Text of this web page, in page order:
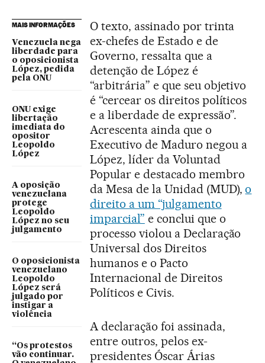
MAIS INFORMAÇÕES
Venezuela nega
liberdade para
o oposicionista
López, pedida
pela ONU
ONU exige
libertação
imediata do
opositor
Leopoldo
López
A oposição
venezuelana
protege
Leopoldo
López no seu
julgamento
O oposicionista
venezuelano
Leopoldo
López será
julgado por
instigar a
violência
“Os protestos
vão continuar.
O texto, assinado por trinta
ex-chefes de Estado e de
Governo, ressalta que a
detenção de López é
“arbitrária” e que seu objetivo
é “cercear os direitos políticos
e a liberdade de expressão”.
Acrescenta ainda que o
Executivo de Maduro negou a
López, líder da Voluntad
Popular e destacado membro
da Mesa de la Unidad (MUD),o
direito a um “julgamento
imparcial” e conclui que o
processo violou a Declaração
Universal dos Direitos
humanos e o Pacto
Internacional de Direitos
Políticos e Civis.
A declaração foi assinada,
entre outros, pelos ex-
presidentes Óscar Árias